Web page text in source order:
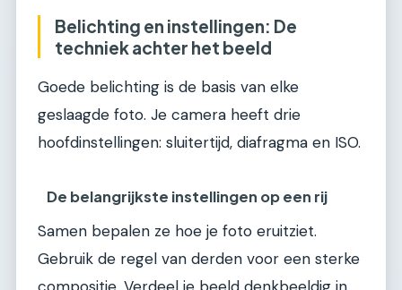
Belichting en instellingen: De
techniek achter het beeld
Goede belichting is de basis van elke
geslaagde foto. Je camera heeft drie
hoofdinstellingen: sluitertijd, diafragma en ISO.
De belangrijkste instellingen op een rij
Samen bepalen ze hoe je foto eruitziet.
Gebruik de regel van derden voor een sterke